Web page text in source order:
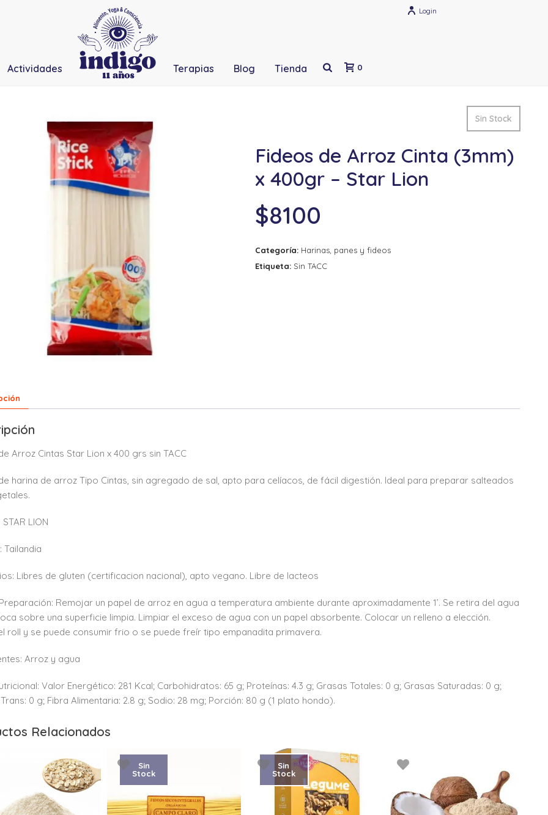
Login
Actividades Terapias Blog Tienda 0
Sin Stock
Fideos de Arroz Cinta (3mm)
x 400gr – Star Lion
$8100
Categoría: Harinas, panes y fideos
Etiqueta: Sin TACC
Arroz Cintas Star Lion x 400 grs sin TACC
harina de arroz Tipo Cintas, sin agregado de sal, apto para celíacos, de fácil digestión. Ideal para preparar salteados
STAR LION
Tailandia
Libres de gluten (certificacion nacional), apto vegano. Libre de lacteos
Remojar un papel de arroz en agua a temperatura ambiente durante aproximadamente 1’. Se retira del agua
sobre una superficie limpia. Limpiar el exceso de agua con un papel absorbente. Colocar un relleno a elección.
roll y se puede consumir frio o se puede freír tipo empanadita primavera.
Arroz y agua
Valor Energético: 281 Kcal; Carbohidratos: 65 g; Proteínas: 4.3 g; Grasas Totales: 0 g; Grasas Saturadas: 0 g;
0 g; Fibra Alimentaria: 2.8 g; Sodio: 28 mg; Porción: 80 g (1 plato hondo).
Relacionados
Sin
Stock
Sin
Stock